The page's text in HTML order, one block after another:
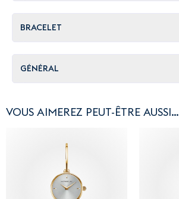
BRACELET
GÉNÉRAL
VOUS AIMEREZ PEUT-ÊTRE AUSSI…